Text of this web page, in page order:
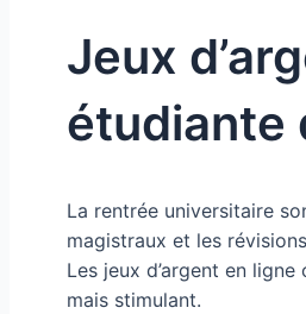
Jeux
étudiante
La rentrée universitaire
magistraux et les
Les jeux d’argent en
mais stimulant.